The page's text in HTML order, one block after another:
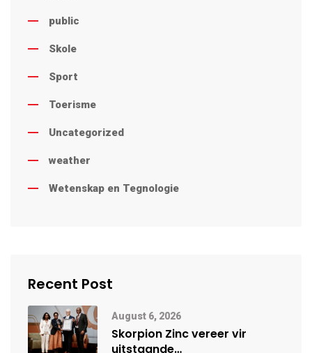
public
Skole
Sport
Toerisme
Uncategorized
weather
Wetenskap en Tegnologie
Recent Post
August 6, 2026
Skorpion Zinc vereer vir
uitstaande